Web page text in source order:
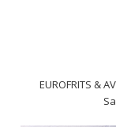
EUROFRITS &